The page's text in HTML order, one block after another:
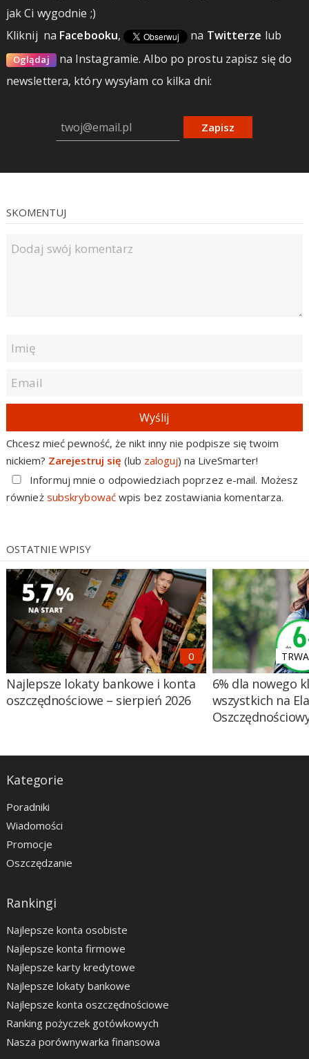
jak Ci wygodnie ;)
Kliknij na Facebooku, na Twitterze lub
Oglądaj na Instagramie.Albo po prostu zapisz się do
newslettera, który wysyłam co kilka dni:
Zapisz
SKOMENTUJ
Wyślij
Chcesz mieć pewność, że nikt inny nie podpisze się twoim
nickiem? Zarejestruj się (lub zaloguj) na LiveSmarter!
Informuj mnie o odpowiedziach poprzez e-mail. Możesz
również subskrybowaćwpis bez zostawiania komentarza.
OSTATNIE WPISY
Najlepsze lokaty bankowe i konta
oszczędnościowe – sierpień 2026
6% dla nowego
wszystkich na
Kategorie
Poradniki
Wiadomości
Promocje
Oszczędzanie
Rankingi
Najlepsze konta osobiste
Najlepsze konta firmowe
Najlepsze karty kredytowe
Najlepsze lokaty bankowe
Najlepsze konta oszczędnościowe
Ranking pożyczek gotówkowych
Nasza porównywarka finansowa